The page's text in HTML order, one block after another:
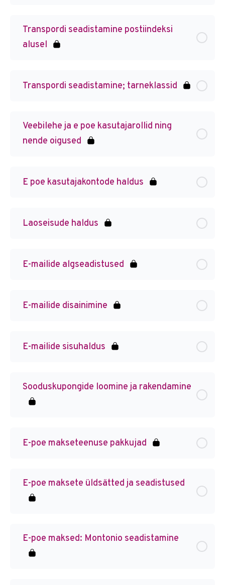
Transpordi seadistamine postiindeksi
alusel
Transpordi seadistamine; tarneklassid
Veebilehe ja e poe kasutajarollid ning
nende oigused
E poe kasutajakontode haldus
Laoseisude haldus
E-mailide algseadistused
E-mailide disainimine
E-mailide sisuhaldus
Sooduskupongide loomine ja rakendamine
E-poe makseteenuse pakkujad
E-poe maksete üldsätted ja seadistused
E-poe maksed: Montonio seadistamine